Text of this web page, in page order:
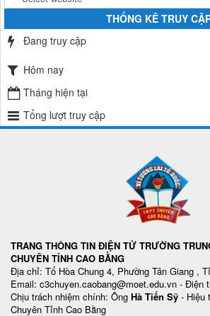
THỐNG KÊ TRUY
Đang truy cập
Hôm nay
Tháng hiện tại
Tổng lượt truy cập
TRANG THÔNG TIN ĐIỆN TỬ TRƯỜNG
CHUYÊN TỈNH CAO BẰNG
Địa chỉ: Tổ Hòa Chung 4, Phường Tân Giang ,
Email: c3chuyen.caobang@moet.edu.vn - Điện
Chịu trách nhiệm chính: Ông Hà Tiến Sỹ - Hiệu
Chuyên Tỉnh Cao Bằng